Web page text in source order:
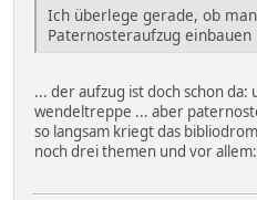
Ich überlege gerade, ob
Paternosteraufzug einbauen
... der aufzug ist doch schon da:
wendeltreppe ... aber
so langsam kriegt das
noch drei themen und vor